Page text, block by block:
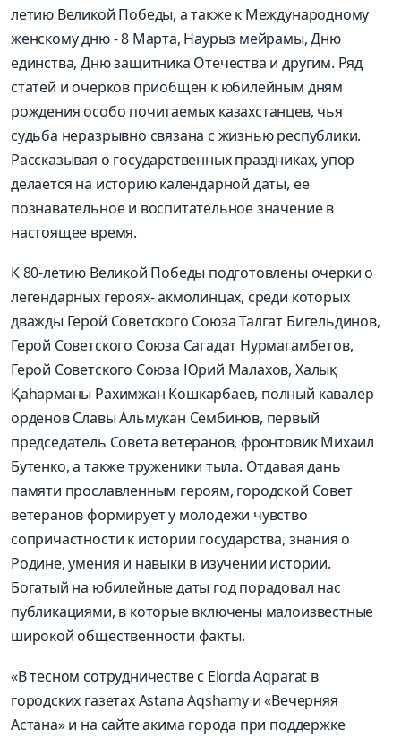
летию Великой Победы, а также к Международному
женскому дню - 8 Марта, Наурыз мейрамы, Дню
единства, Дню защитника Отечества и другим. Ряд
статей и очерков приобщен к юбилейным дням
рождения особо почитаемых казахстанцев, чья
судьба неразрывно связана с жизнью республики.
Рассказывая о государственных праздниках, упор
делается на историю календарной даты, ее
познавательное и воспитательное значение в
настоящее время.
К 80-летию Великой Победы подготовлены очерки о
легендарных героях- акмолинцах, среди которых
дважды Герой Советского Союза Талгат Бигельдинов,
Герой Советского Союза Сагадат Нурмагамбетов,
Герой Советского Союза Юрий Малахов, Халық
Қаhарманы Рахимжан Кошкарбаев, полный кавалер
орденов Славы Альмукан Сембинов, первый
председатель Совета ветеранов, фронтовик Михаил
Бутенко, а также труженики тыла. Отдавая дань
памяти прославленным героям, городской Совет
ветеранов формирует у молодежи чувство
сопричастности к истории государства, знания о
Родине, умения и навыки в изучении истории.
Богатый на юбилейные даты год порадовал нас
публикациями, в которые включены малоизвестные
широкой общественности факты.
«В тесном сотрудничестве с Еlorda Аqpаrаt в
городских газетах Astana Aqshamy и «Вечерняя
Астана» и на сайте акима города при поддержке